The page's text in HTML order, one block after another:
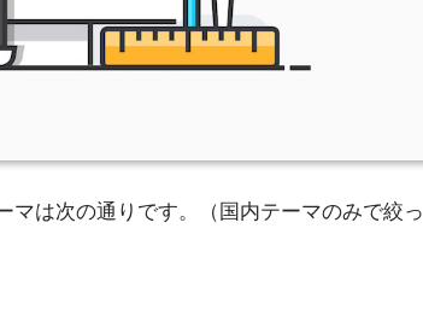
は次の通りです。（国内テーマのみで絞っ